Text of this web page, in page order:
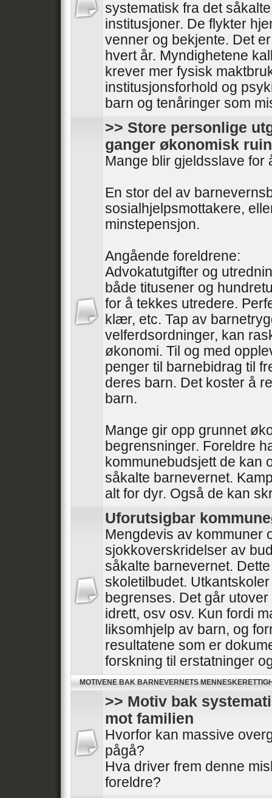
systematisk fra det
institusjoner. De flykter
venner og bekjente. Det
hvert år. Myndighetene
krever mer fysisk
institusjonsforhold og
barn og tenåringer som
>> Store personlige
ganger økonomisk ruin
Mange blir gjeldsslave for
En stor del av
sosialhjelpsmottakere,
minstepensjon.
Angående foreldrene:
Advokatutgifter og
både titusener og
for å tekkes utredere.
klær, etc. Tap av
velferdsordninger, kan
økonomi. Til og med
penger til barnebidrag til
deres barn. Det koster å
barn.
Mange gir opp grunnet
begrensninger. Foreldre
kommunebudsjett de kan
såkalte barnevernet.
alt for dyr. Også de kan
Uforutsigbar
Mengdevis av kommuner
sjokkoverskridelser av
såkalte barnevernet.
skoletilbudet.
begrenses. Det går
idrett, osv osv. Kun fordi
liksomhjelp av barn, og
resultatene som er
forskning til erstatninger
MOTIVENE BAK BARNEVERNETS
>> Motiv bak
mot familien
Hvorfor kan massive
pågå?
Hva driver frem denne
foreldre?